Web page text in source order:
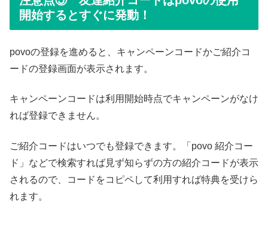
開始するとすぐに発動！
povoの登録を進めると、キャンペーンコードかご紹介コ
ードの登録画面が表示されます。
キャンペーンコードは利用開始時点でキャンペーンがなけ
れば登録できません。
ご紹介コードはいつでも登録できます。「povo 紹介コー
ド」などで検索すれば見ず知らずの方の紹介コードが表示
されるので、コードをコピペして利用すれば特典を受けら
れます。